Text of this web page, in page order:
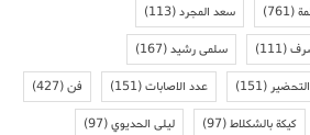
(761) سعد المجرد(113)
(111) سلمى رشيد(167)
(151) عدد الاصابات(151) فن(427)
كيكة بالشكلاط(97) ليلى الحديوي(97)